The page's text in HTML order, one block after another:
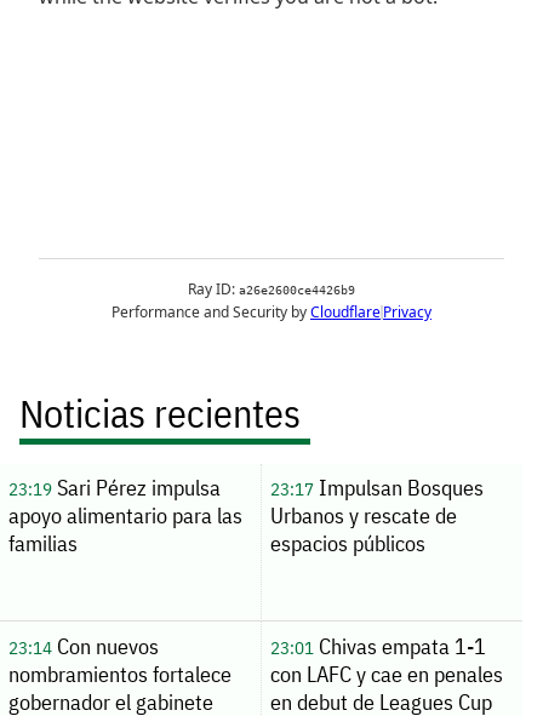
Noticias recientes
23:19Sari Pérez impulsa
apoyo alimentario para las
familias
23:17Impulsan Bosques
Urbanos y rescate de
espacios públicos
23:14Con nuevos
nombramientos fortalece
gobernador el gabinete
23:01Chivas empata 1-1
con LAFC y cae en penales
en debut de Leagues Cup